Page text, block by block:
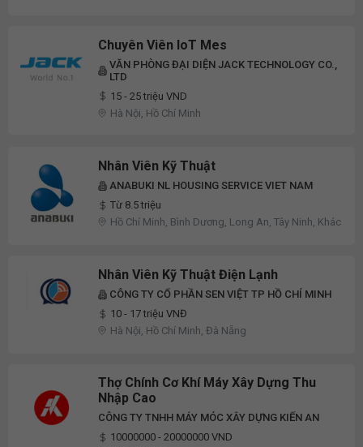
Chuyên Viên IoT Mes
VĂN PHÒNG ĐẠI DIỆN JACK TECHNOLOGY CO.,
LTD
15 - 25 triệu VND
Hà Nội, Hồ Chí Minh
Nhân Viên Kỹ Thuật
ANABUKI NL HOUSING SERVICE VIET NAM
Từ 8.5 triệu
Hồ Chí Minh, Bình Dương, Long An, Tây Ninh, Khác
Nhân Viên Kỹ Thuật Điện Lạnh
CÔNG TY CỔ PHẦN SEN VIỆT TP HỒ CHÍ MINH
10 - 17 triệu VNĐ
Hà Nội, Hồ Chí Minh, Đà Nẵng
Thợ Chính Cơ Khí Máy Xây Dựng Thu
Nhập Cao
CÔNG TY TNHH MÁY MÓC XÂY DỰNG KIẾN AN
10000000 - 20000000 VND